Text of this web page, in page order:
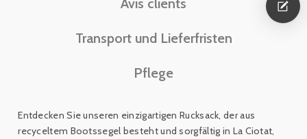
Transport und Lieferfristen
Pflege
Entdecken Sie unseren einzigartigen Rucksack, der aus
recyceltem Bootssegel besteht und sorgfältig in La Ciotat,